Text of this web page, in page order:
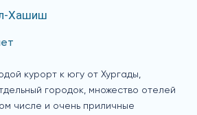
Хашиш
курорт к югу от Хургады,
городок, множество отелей
числе и очень приличные